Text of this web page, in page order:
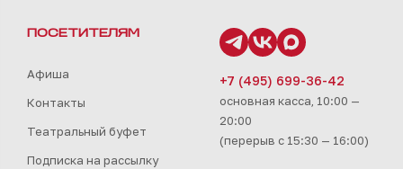
ПОСЕТИТЕЛЯМ
Афиша
Контакты
Театральный буфет
Подписка на рассылку
+7 (495) 699-36-42
основная касса, 10:00 —
20:00
(перерыв с 15:30 — 16:00)